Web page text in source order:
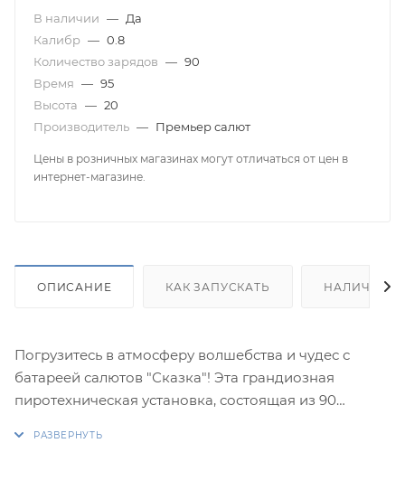
В наличии — Да
Калибр — 0.8
Количество зарядов — 90
Время — 95
Высота — 20
Производитель — Премьер салют
Цены в розничных магазинах могут отличаться от цен в
интернет-магазине.
ОПИСАНИЕ КАК ЗАПУСКАТЬ НАЛИЧИЕ
Погрузитесь в атмосферу волшебства и чудес с
батареей салютов "Сказка"! Эта грандиозная
пиротехническая установка, состоящая из 90